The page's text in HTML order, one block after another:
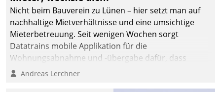
Nicht beim Bauverein zu Lünen – hier setzt man auf
nachhaltige Mietverhältnisse und eine umsichtige
Mieterbetreuung. Seit wenigen Wochen sorgt
Datatrains mobile Applikation für die
Wohnungsabnahme und -übergabe dafür, dass
Mieter wohlgeordnet kommen und, so es sein muss,
Andreas Lerchner